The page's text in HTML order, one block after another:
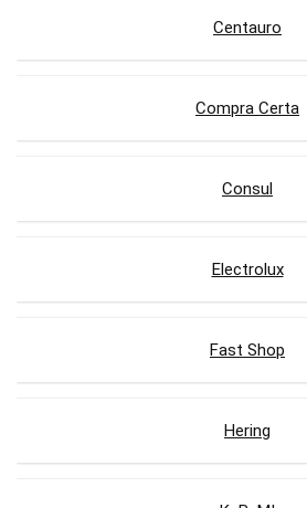
Centauro
Compra Certa
Consul
Electrolux
Fast Shop
Hering